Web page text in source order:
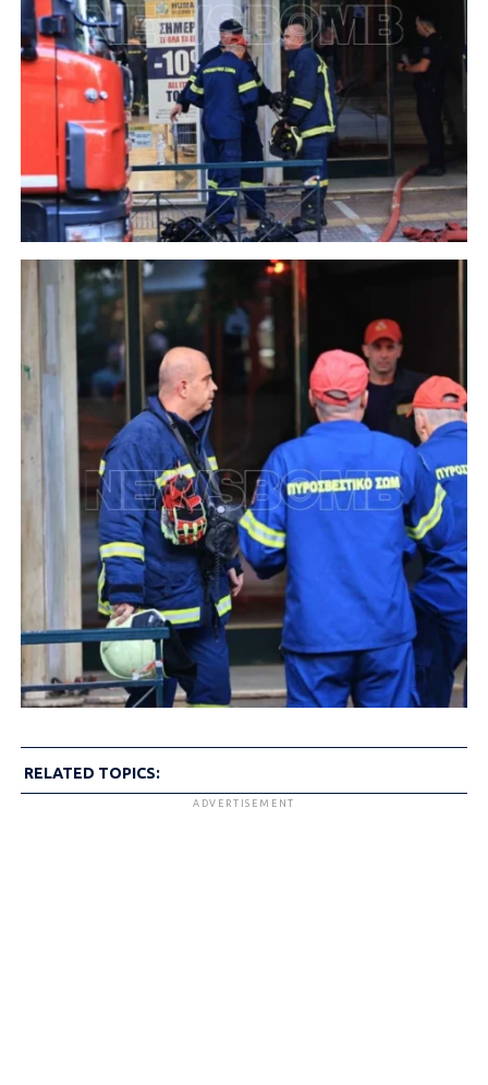
RELATED TOPICS:
ADVERTISEMENT